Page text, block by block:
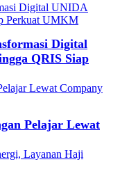
Digital
QRIS Siap
Pelajar Lewat